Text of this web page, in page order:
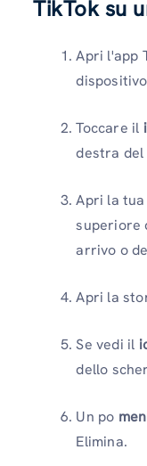
TikTok su
Apri l'app
Toccare il
destra del
Apri la
superiore
arrivo o
Apri la
Se vedi il
dello
Un po
Elimina.